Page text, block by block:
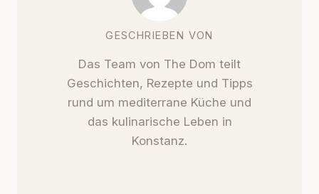
GESCHRIEBEN VON
Das Team von The Dom teilt
Geschichten, Rezepte und Tipps
rund um mediterrane Küche und
das kulinarische Leben in
Konstanz.